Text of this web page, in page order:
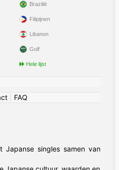
Brazilië
Filipijnen
Libanon
Golf
Hele lijst
FAQ
Japanse singles samen van